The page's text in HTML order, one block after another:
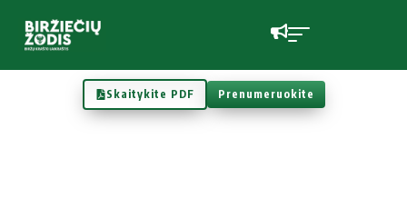
Skaitykite PDF Prenumeruokite